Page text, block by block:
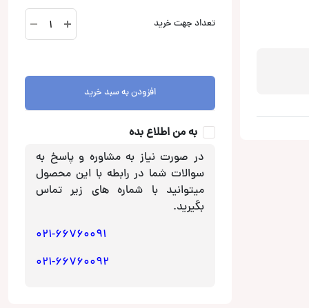
تعداد جهت خرید
BA-
1400T
عدد
افزودن به سبد خرید
به من اطلاع بده
در صورت نیاز به مشاوره و پاسخ به
سوالات شما در رابطه با این محصول
میتوانید با شماره های زیر تماس
بگیرید.
021-66760091
021-66760092